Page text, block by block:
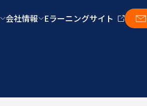
会社情報 Eラーニングサイト